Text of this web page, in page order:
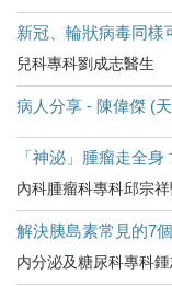
新冠、輪狀病毒同樣
兒科專科劉成志醫生
病人分享 - 陳偉傑 (
「神泌」腫瘤走全
內科腫瘤科專科邱宗
解決胰島素常見的7
内分泌及糖尿科專科